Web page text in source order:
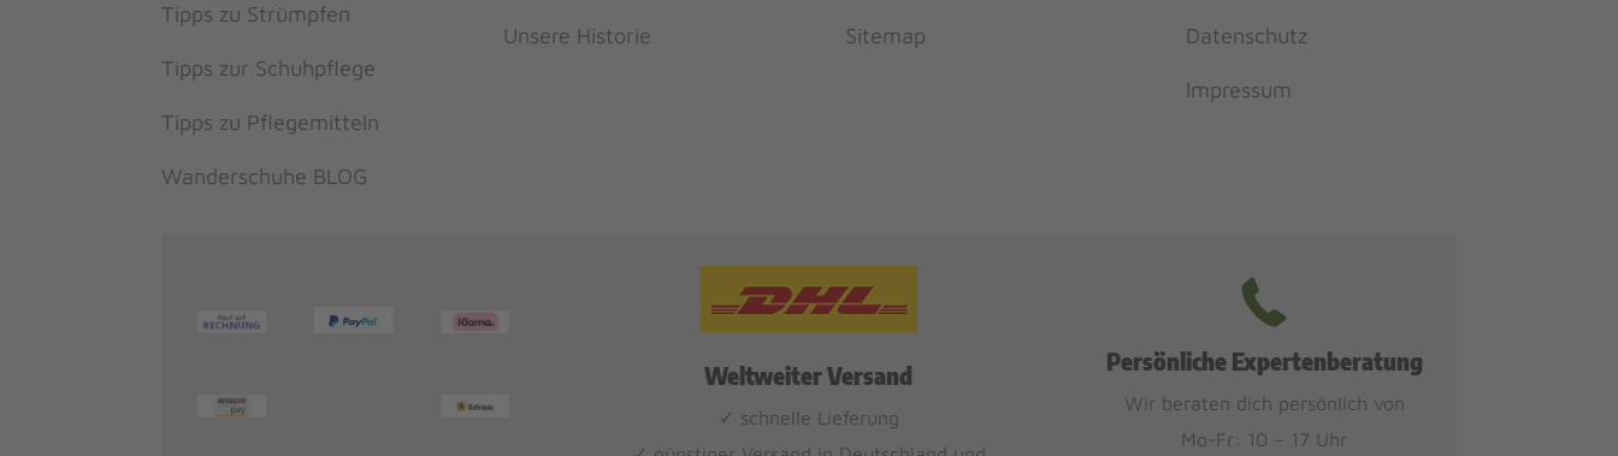
Tipps zu Strümpfen
Tipps zur Schuhpflege
Tipps zu Pflegemitteln
Wanderschuhe BLOG
Unsere Historie Sitemap Datenschutz
Impressum
Weltweiter Versand
✓ schnelle Lieferung
Persönliche Expertenberatung
Wir beraten dich persönlich von
Mo-Fr: 10 – 17 Uhr